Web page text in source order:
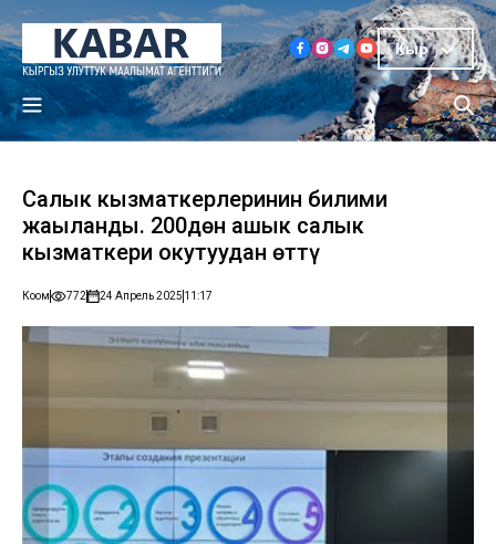
Кыр
Салык кызматкерлеринин билими
жаңыланды. 200дөн ашык салык
кызматкери окутуудан өттү
Коом 772 24 Апрель 2025 11:17